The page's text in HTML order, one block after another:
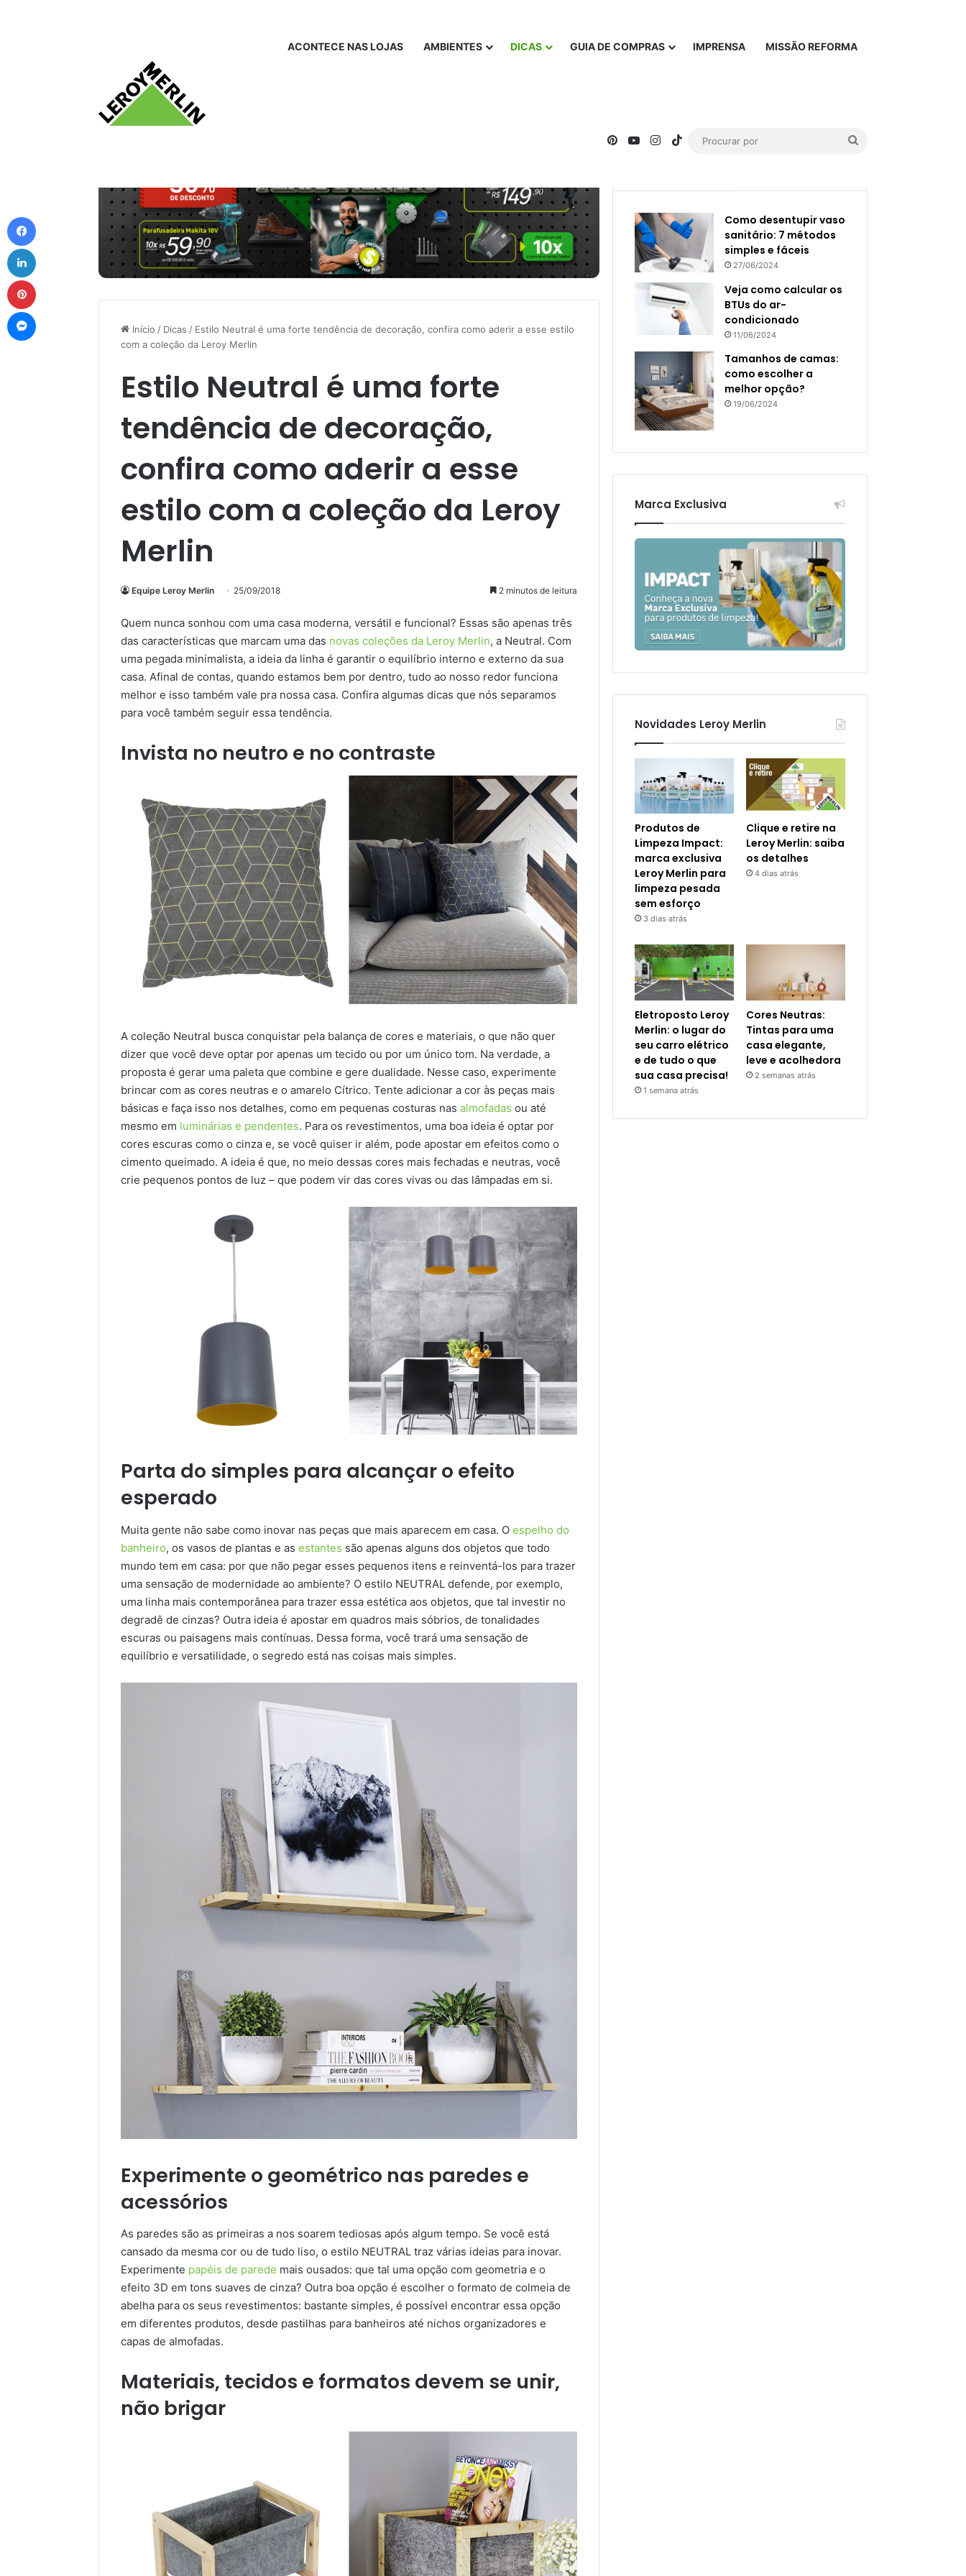
ACONTECE NAS LOJAS AMBIENTES DICAS GUIA DE COMPRAS IMPRENSA MISSÃO REFORMA
PinterestYouTubeInstagram
TikTok
Início / Dicas / Estilo Neutral é uma forte tendência de decoração, confira como aderir a esse estilo
com a coleção da Leroy Merlin
Estilo Neutral é uma forte
tendência de decoração,
confira como aderir a esse
estilo com a coleção da Leroy
Merlin
Equipe Leroy Merlin 25/09/2018 2 minutos de leitura
Quem nunca sonhou com uma casa moderna, versátil e funcional? Essas são apenas três
das características que marcam uma das novas coleções da Leroy Merlin, a Neutral. Com
uma pegada minimalista, a ideia da linha é garantir o equilíbrio interno e externo da sua
casa. Afinal de contas, quando estamos bem por dentro, tudo ao nosso redor funciona
melhor e isso também vale pra nossa casa. Confira algumas dicas que nós separamos
para você também seguir essa tendência.
Invista no neutro e no contraste
A coleção Neutral busca conquistar pela balança de cores e materiais, o que não quer
dizer que você deve optar por apenas um tecido ou por um único tom. Na verdade, a
proposta é gerar uma paleta que combine e gere dualidade. Nesse caso, experimente
brincar com as cores neutras e o amarelo Cítrico. Tente adicionar a cor às peças mais
básicas e faça isso nos detalhes, como em pequenas costuras nas almofadas ou até
mesmo em luminárias e pendentes. Para os revestimentos, uma boa ideia é optar por
cores escuras como o cinza e, se você quiser ir além, pode apostar em efeitos como o
cimento queimado. A ideia é que, no meio dessas cores mais fechadas e neutras, você
crie pequenos pontos de luz – que podem vir das cores vivas ou das lâmpadas em si.
Parta do simples para alcançar o efeito
esperado
Muita gente não sabe como inovar nas peças que mais aparecem em casa. O espelho do
banheiro, os vasos de plantas e as estantes são apenas alguns dos objetos que todo
mundo tem em casa: por que não pegar esses pequenos itens e reinventá-los para trazer
uma sensação de modernidade ao ambiente? O estilo NEUTRAL defende, por exemplo,
uma linha mais contemporânea para trazer essa estética aos objetos, que tal investir no
degradê de cinzas? Outra ideia é apostar em quadros mais sóbrios, de tonalidades
escuras ou paisagens mais contínuas. Dessa forma, você trará uma sensação de
equilíbrio e versatilidade, o segredo está nas coisas mais simples.
Experimente o geométrico nas paredes e
acessórios
As paredes são as primeiras a nos soarem tediosas após algum tempo. Se você está
cansado da mesma cor ou de tudo liso, o estilo NEUTRAL traz várias ideias para inovar.
Experimente papéis de parede mais ousados: que tal uma opção com geometria e o
efeito 3D em tons suaves de cinza? Outra boa opção é escolher o formato de colmeia de
abelha para os seus revestimentos: bastante simples, é possível encontrar essa opção
em diferentes produtos, desde pastilhas para banheiros até nichos organizadores e
capas de almofadas.
Materiais, tecidos e formatos devem se unir,
não brigar
Como desentupir vaso
sanitário: 7 métodos
simples e fáceis
27/06/2024
Veja como calcular os
BTUs do ar-
condicionado
11/06/2024
Tamanhos de camas:
como escolher a
melhor opção?
19/06/2024
Marca Exclusiva
Novidades Leroy Merlin
Produtos de
Limpeza Impact:
marca exclusiva
Leroy Merlin para
limpeza pesada
sem esforço
3 dias atrás
Clique e retire na
Leroy Merlin: saiba
os detalhes
4 dias atrás
Eletroposto Leroy
Merlin: o lugar do
seu carro elétrico
e de tudo o que
sua casa precisa!
1 semana atrás
Cores Neutras:
Tintas para uma
casa elegante,
leve e acolhedora
2 semanas atrás